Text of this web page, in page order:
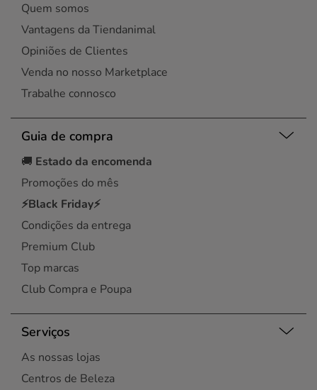
Quem somos
Vantagens da Tiendanimal
Opiniões de Clientes
Venda no nosso Marketplace
Trabalhe connosco
Guia de compra
🚚 Estado da encomenda
Promoções do mês
⚡Black Friday⚡
Condições da entrega
Premium Club
Top marcas
Club Compra e Poupa
Serviços
As nossas lojas
Centros de Beleza